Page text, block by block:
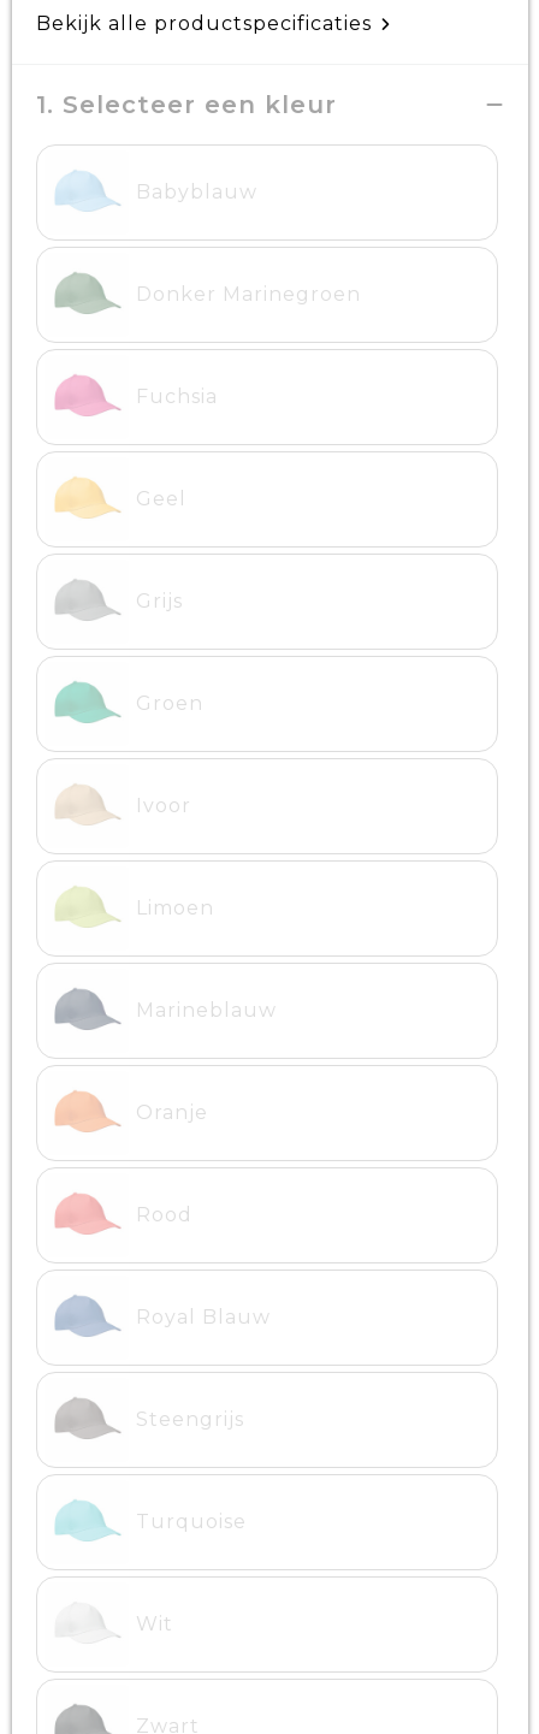
Bekijk alle productspecificaties
1. Selecteer een kleur
Babyblauw
Donker Marinegroen
Fuchsia
Geel
Grijs
Groen
Ivoor
Limoen
Marineblauw
Oranje
Rood
Royal Blauw
Steengrijs
Turquoise
Wit
Zwart